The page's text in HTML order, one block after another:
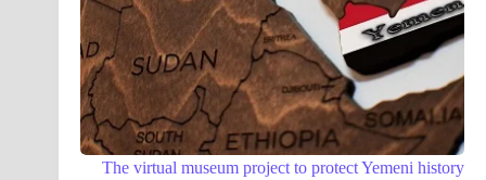
The virtual museum project to protect Yemeni history